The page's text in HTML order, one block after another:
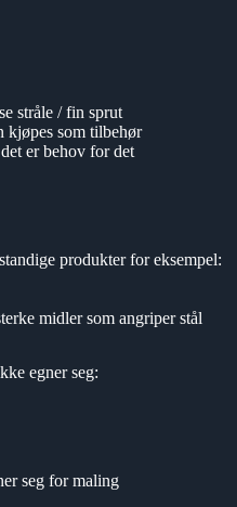
stråle / fin sprut
kjøpes som tilbehør
er behov for det
produkter for eksempel:
midler som angriper stål
egner seg:
seg for maling